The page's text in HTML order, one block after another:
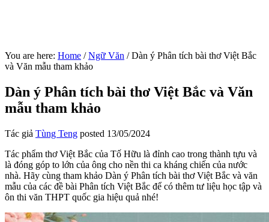
You are here: Home / Ngữ Văn /Dàn ý Phân tích bài thơ Việt Bắc
và Văn mẫu tham khảo
Dàn ý Phân tích bài thơ Việt Bắc và Văn
mẫu tham khảo
Tác giả Tùng Teng posted 13/05/2024
Tác phẩm thơ Việt Bắc của Tố Hữu là đỉnh cao trong thành tựu và
là đóng góp to lớn của ông cho nền thi ca kháng chiến của nước
nhà. Hãy cùng tham khảo Dàn ý Phân tích bài thơ Việt Bắc và văn
mẫu của các đề bài Phân tích Việt Bắc để có thêm tư liệu học tập và
ôn thi văn THPT quốc gia hiệu quả nhé!